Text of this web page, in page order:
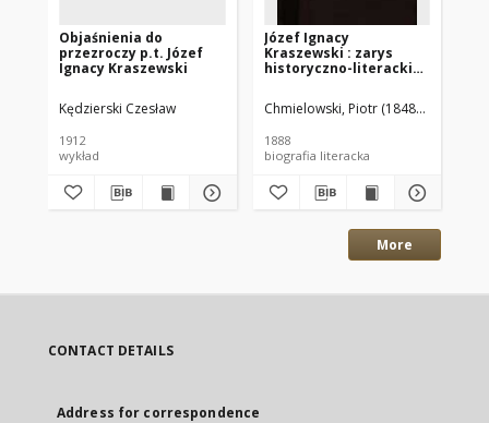
Objaśnienia do
przezroczy p.t. Józef
Ignacy Kraszewski
Kędzierski Czesław
1912
wykład
Józef Ignacy
Kraszewski : zarys
historyczno-literacki
Chmielowski
Chmielowski, Piotr (1848–1904)
1888
biografia literacka
More
CONTACT DETAILS
Address for correspondence